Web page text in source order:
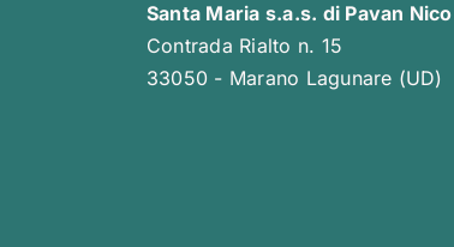
Santa Maria s.a.s. di Pavan
Contrada Rialto n. 15
33050 - Marano Lagunare (UD)